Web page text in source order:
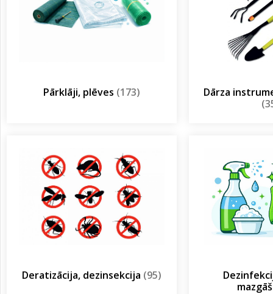
Pārklāji, plēves (173)
Dārza
Deratizācija, dezinsekcija (95)